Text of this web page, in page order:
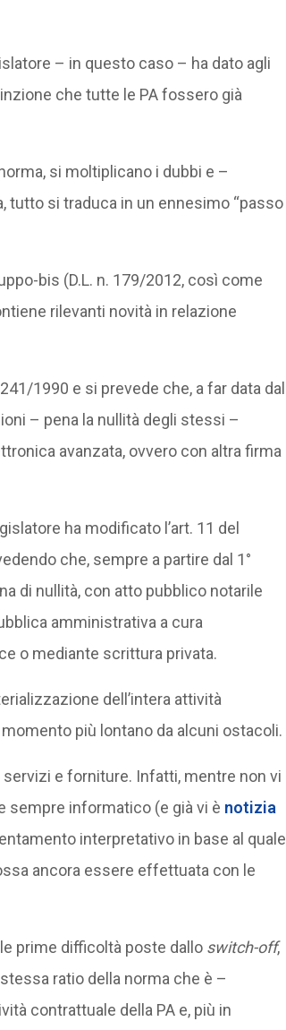
– in questo caso – ha dato agli
che tutte le PA fossero già
si moltiplicano i dubbi e –
si traduca in un ennesimo “passo
bis (D.L. n. 179/2012, così come
rilevanti novità in relazione
1990 e si prevede che, a far data dal
– pena la nullità degli stessi –
avanzata, ovvero con altra firma
ha modificato l’art. 11 del
che, sempre a partire dal 1°
di nullità, con atto pubblico notarile
amministrativa a cura
o mediante scrittura privata.
dell’intera attività
più lontano da alcuni ostacoli.
e forniture. Infatti, mentre non vi
sempre informatico (e già vi è notizia
interpretativo in base al quale
ancora essere effettuata con le
prime difficoltà poste dallo switch-off,
ratio della norma che è –
contrattuale della PA e, più in